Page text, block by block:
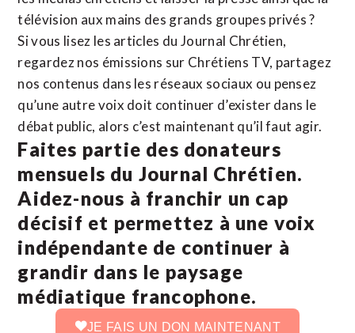
télévision aux mains des grands groupes privés ?
Si vous lisez les articles du Journal Chrétien,
regardez nos émissions sur Chrétiens TV, partagez
nos contenus dans les réseaux sociaux ou pensez
qu’une autre voix doit continuer d’exister dans le
débat public, alors c’est maintenant qu’il faut agir.
Faites partie des donateurs
mensuels du Journal Chrétien.
Aidez-nous à franchir un cap
décisif et permettez à une voix
indépendante de continuer à
grandir dans le paysage
médiatique francophone.
JE FAIS UN DON MAINTENANT